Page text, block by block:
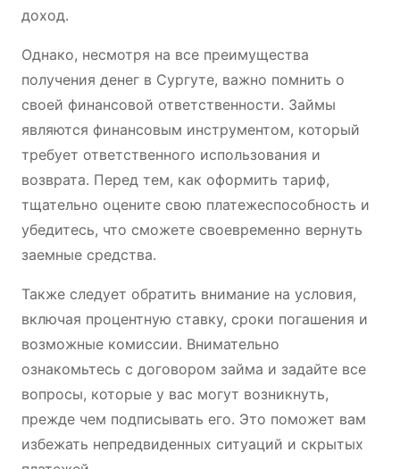
доход.
Однако, несмотря на все преимущества
получения денег в Сургуте, важно помнить о
своей финансовой ответственности. Займы
являются финансовым инструментом, который
требует ответственного использования и
возврата. Перед тем, как оформить тариф,
тщательно оцените свою платежеспособность и
убедитесь, что сможете своевременно вернуть
заемные средства.
Также следует обратить внимание на условия,
включая процентную ставку, сроки погашения и
возможные комиссии. Внимательно
ознакомьтесь с договором займа и задайте все
вопросы, которые у вас могут возникнуть,
прежде чем подписывать его. Это поможет вам
избежать непредвиденных ситуаций и скрытых